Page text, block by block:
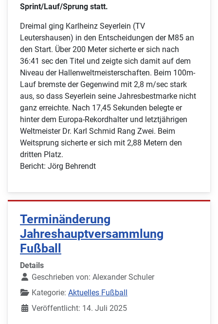
Sprint/Lauf/Sprung statt.
Dreimal ging Karlheinz Seyerlein (TV
Leutershausen) in den Entscheidungen der M85 an
den Start. Über 200 Meter sicherte er sich nach
36:41 sec den Titel und zeigte sich damit auf dem
Niveau der Hallenweltmeisterschaften. Beim 100m-
Lauf bremste der Gegenwind mit 2,8 m/sec stark
aus, so dass Seyerlein seine Jahresbestmarke nicht
ganz erreichte. Nach 17,45 Sekunden belegte er
hinter dem Europa-Rekordhalter und letztjährigen
Weltmeister Dr. Karl Schmid Rang Zwei. Beim
Weitsprung sicherte er sich mit 2,88 Metern den
dritten Platz.
Bericht: Jörg Behrendt
Terminänderung
Jahreshauptversammlung
Fußball
Details
Geschrieben von: Alexander Schuler
Kategorie: Aktuelles Fußball
Veröffentlicht: 14. Juli 2025